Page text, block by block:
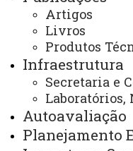
Artigos
Livros
Produtos
Infraestrutura
Secretaria e
Laboratórios,
Autoavaliação
Planejamento
Unidos
Nome da
Coorientador
Jessica Dawn Starkey
Linha de
Ruminantes /